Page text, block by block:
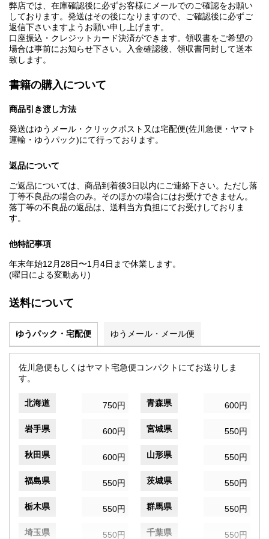
弊店では、在庫確認後に必ずお客様にメールでのご確認をお願い
しております。発送はその後になりますので、ご確認後に必ずご
返信下さいますようお願い申し上げます。
口座振込・クレジットカード決済ができます。領収書をご希望の
場合は事前にお知らせ下さい。入金確認後、領収書同封して送本
致します。
書籍の購入について
商品引き渡し方法
発送はゆうメール・クリックポスト又は宅配便(佐川急便・ヤマト
運輸・ゆうパック)にて行っております。
返品について
ご返品については、商品到着後3日以内にご連絡下さい。ただし落
丁等不良品の場合のみ。そのほかの場合にはお受けできません。
落丁等の不良品の返品は、送料当方負担にてお受けしておりま
す。
他特記事項
年末年始12月28日〜1月4日まで休業します。
(曜日による変動あり)
送料について
ゆうパック・宅配便 ゆうメール・メール便
佐川急便もしくはヤマト宅急便コンパクトにてお送りしま
す。
北海道 750円 青森県 600円
岩手県 600円 宮城県 550円
秋田県 600円 山形県 550円
福島県 550円 茨城県 550円
栃木県 550円 群馬県 550円
埼玉県 550円 千葉県 550円